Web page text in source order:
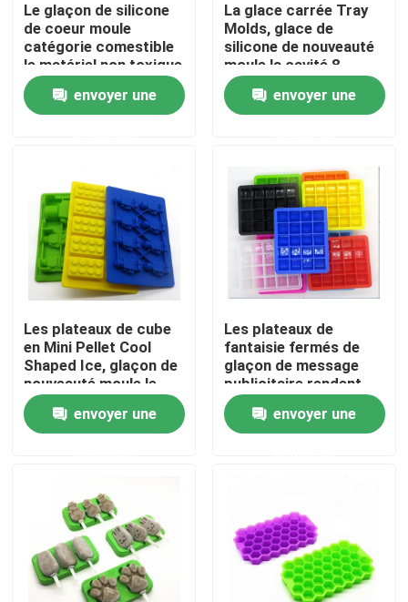
Accueil
Contacts
Produits
Formez le moule de silicone
Moules de silicone de glaçon
Moules de silicone de gâteau
Moules de silicone de boule de glace
Gants de main de silicone
Le glaçon de silicone
de coeur moule
catégorie comestible
le matériel non toxique
écologique
envoyer une
La glace carrée Tray
Molds, glace de
silicone de nouveauté
moule la cavité 8
empilable
envoyer une
Les plateaux de cube
en Mini Pellet Cool
Shaped Ice, glaçon de
nouveauté moule le
style multi
envoyer une
Les plateaux de
fantaisie fermés de
glaçon de message
publicitaire rendent
compacts avec la
capacité élevée saine
de couvercle
envoyer une